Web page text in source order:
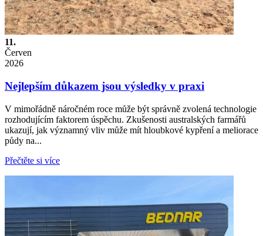
11.
Červen
2026
Nejlepším důkazem jsou výsledky v praxi
V mimořádně náročném roce může být správně zvolená technologie
rozhodujícím faktorem úspěchu. Zkušenosti australských farmářů
ukazují, jak významný vliv může mít hloubkové kypření a meliorace
půdy na...
Přečtěte si více